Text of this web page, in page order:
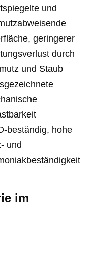
und
geringerer
durch
und Staub
beständig, hohe
und
im